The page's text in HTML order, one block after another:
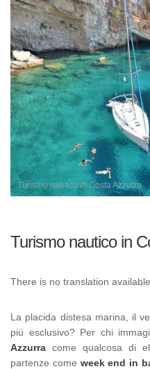
Turismo nautico in Costa Azzurra
Turismo nautico in
There is no translation available.
La placida distesa marina, il
più esclusivo? Per chi
Azzurra come qualcosa di
partenze come week end in